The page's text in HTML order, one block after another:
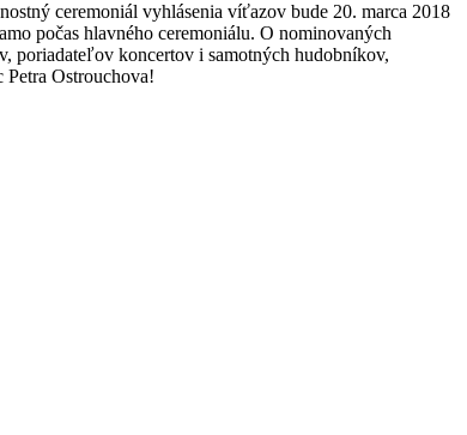
ceremoniál vyhlásenia víťazov bude 20. marca 2018
počas hlavného ceremoniálu. O nominovaných
poriadateľov koncertov i samotných hudobníkov,
Ostrouchova!